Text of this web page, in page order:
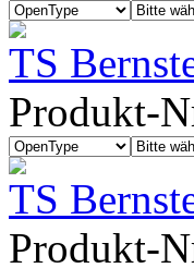
TS
Produkt-
TS
Produkt-